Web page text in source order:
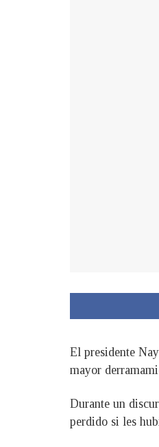
El presidente
mayor
Durante un
perdido si les